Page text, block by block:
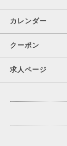
カレンダー
クーポン
求人ページ